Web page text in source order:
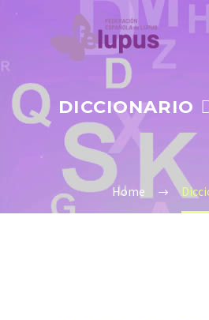
DICCIONARIO
Home